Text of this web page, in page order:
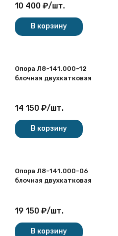
10 400 ₽/шт.
В корзину
Опора Л8-141.000-12
блочная двухкатковая
14 150 ₽/шт.
В корзину
Опора Л8-141.000-06
блочная двухкатковая
19 150 ₽/шт.
В корзину